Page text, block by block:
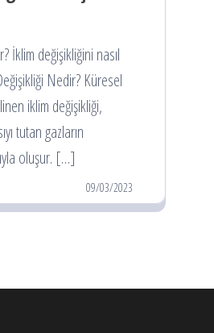
İklim değişikliğini nasıl
Nedir? Küresel
iklim değişikliği,
tutan gazların
oluşur. […]
09/03/2023